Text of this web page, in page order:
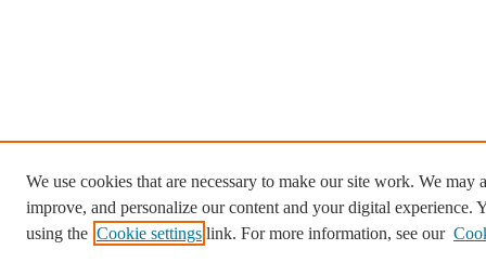
We use cookies that are necessary to make our site work. We may
improve, and personalize our content and your digital experience.
using the Cookie settings link. For more information, see our